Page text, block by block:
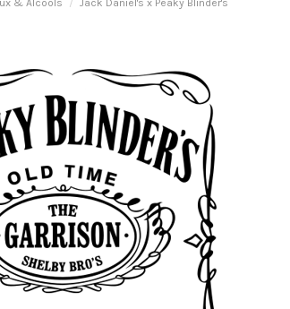
& Alcools Jack Daniel's x Peaky Blinder's